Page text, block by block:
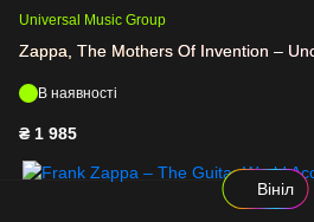
Universal Music Group
Zappa, The Mothers Of Invention –
В наявності
₴ 1 985
Вініл